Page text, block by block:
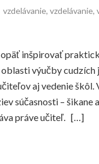
vzdelávanie, vzdelávanie,
opäť inšpirovať
výučby
aj vedenie škôl.
súčasnosti –
práve učiteľ. […]